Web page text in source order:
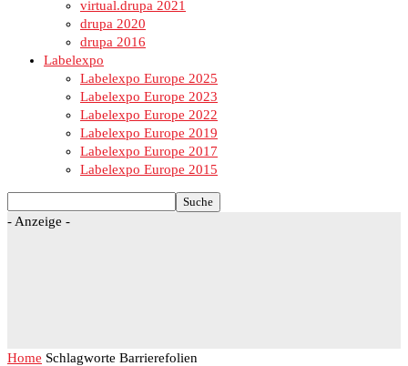
virtual.drupa 2021
drupa 2020
drupa 2016
Labelexpo
Labelexpo Europe 2025
Labelexpo Europe 2023
Labelexpo Europe 2022
Labelexpo Europe 2019
Labelexpo Europe 2017
Labelexpo Europe 2015
- Anzeige -
Home Schlagworte Barrierefolien